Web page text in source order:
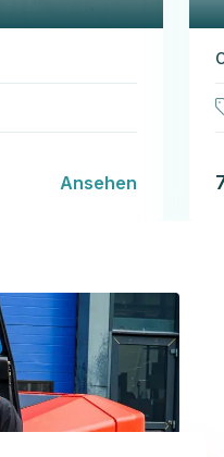
Ansehen